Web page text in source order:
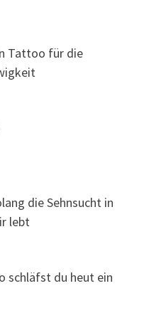
Tattoo für die
die Sehnsucht in
lebt
schläfst du heut ein